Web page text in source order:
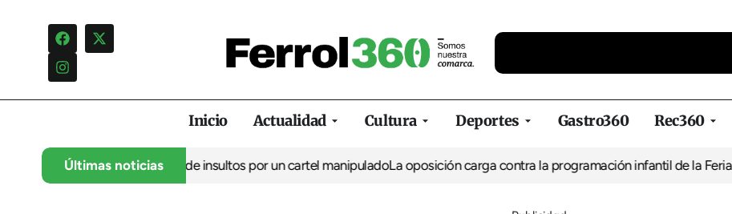
Inicio Actualidad Cultura Deportes Gastro360 Rec360
Últimas noticias
denuncia una campaña de insultos por un cartel manipuladoLa oposición carga contra la programación infantil de la Feria de la